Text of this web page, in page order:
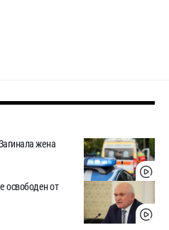
жена
освободен от